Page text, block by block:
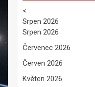
<
Srpen 2026
Srpen 2026
Červenec 2026
Červen 2026
Květen 2026